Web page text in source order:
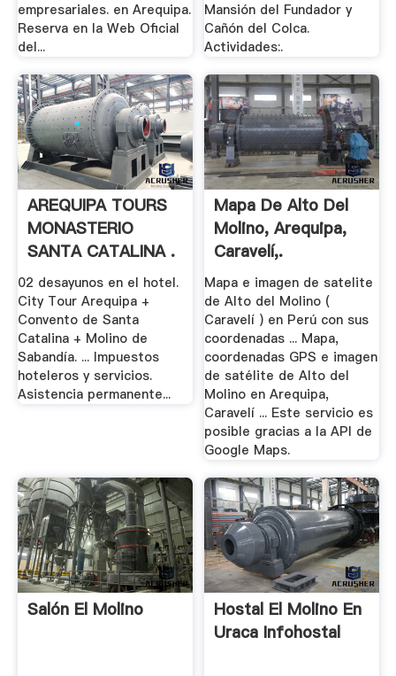
empresariales. en Arequipa.
Reserva en la Web Oficial
del...
Mansión del Fundador y
Cañón del Colca.
Actividades:.
AREQUIPA TOURS
MONASTERIO
SANTA CATALINA .
02 desayunos en el hotel.
City Tour Arequipa +
Convento de Santa
Catalina + Molino de
Sabandía. ... Impuestos
hoteleros y servicios.
Asistencia permanente...
Mapa De Alto Del
Molino, Arequipa,
Caravelí,.
Mapa e imagen de satelite
de Alto del Molino (
Caravelí ) en Perú con sus
coordenadas ... Mapa,
coordenadas GPS e imagen
de satélite de Alto del
Molino en Arequipa,
Caravelí ... Este servicio es
posible gracias a la API de
Google Maps.
Salón El Molino
Hostal El Molino En
Uraca Infohostal